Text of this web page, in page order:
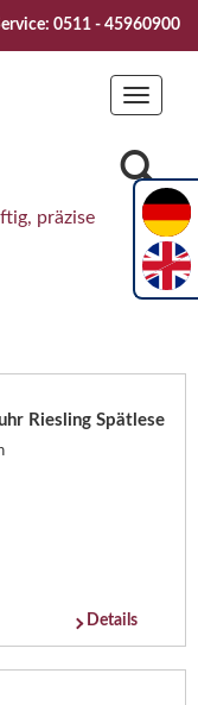
Vive la
0511 - 45960900
Toggle
präzise
Riesling Spätlese
Details